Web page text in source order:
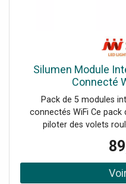
Silumen Module
Connecté
Pack de 5 modules
connectés WiFi Ce pack
piloter des volets
solution connectée, sans
Caractéristiques
compatible avec les